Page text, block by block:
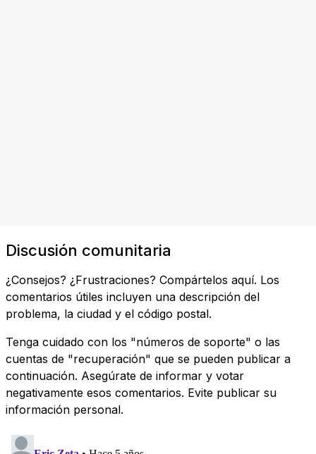
Discusión comunitaria
¿Consejos? ¿Frustraciones? Compártelos aquí. Los
comentarios útiles incluyen una descripción del
problema, la ciudad y el código postal.
Tenga cuidado con los "números de soporte" o las
cuentas de "recuperación" que se pueden publicar a
continuación. Asegúrate de informar y votar
negativamente esos comentarios. Evite publicar su
información personal.